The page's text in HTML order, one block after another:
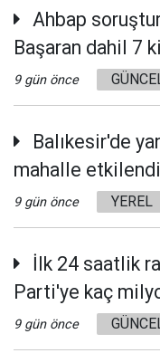
Ahbap
Başaran dahil 7
9 gün önce
Balıkesir'de
mahalle
9 gün önce YEREL
İlk 24 saatlik
Parti'ye kaç
9 gün önce